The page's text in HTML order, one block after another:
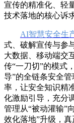
宣传的精准化、轻
技术落地的核心诉
AI智慧安全生
式、破解宣传与参
大数据、移动端交
传“一刀切”的模式
导”的全链条安全
率，让安全知识精
化激励引导，充分
管理从“被动灌输”
效化落地”升级，